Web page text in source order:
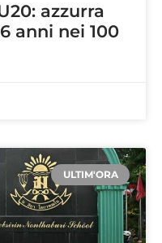
azzurra
anni nei 100
ULTIM'ORA